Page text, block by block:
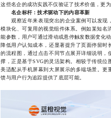
这些名企的成功实践不仅验证了技术价值，更
名企标杆：技术驱动下的内容革新
观察近年来表现突出的企业案例可以发现
模块化、可复用的视觉组件体系。例如某知名
能参数，用户可通过滑动或悬停触发数据变化
降低用户认知成本，还显著提升了页面停留
的流程图，通过点击不同节点展开详细说明
撑，正是基于SVG的灵活架构。相较于传统
美适配从手机屏幕到大屏展示的多端场景。
馈与用户行为追踪提供了底层可能。